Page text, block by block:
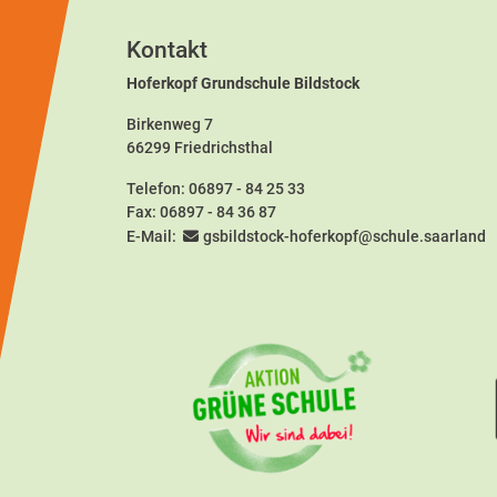
Kontakt
Hoferkopf Grundschule Bildstock
Birkenweg 7
66299 Friedrichsthal
Telefon: 06897 - 84 25 33
Fax: 06897 - 84 36 87
E-Mail:
gsbildstock-hoferkopf@schule.saarland